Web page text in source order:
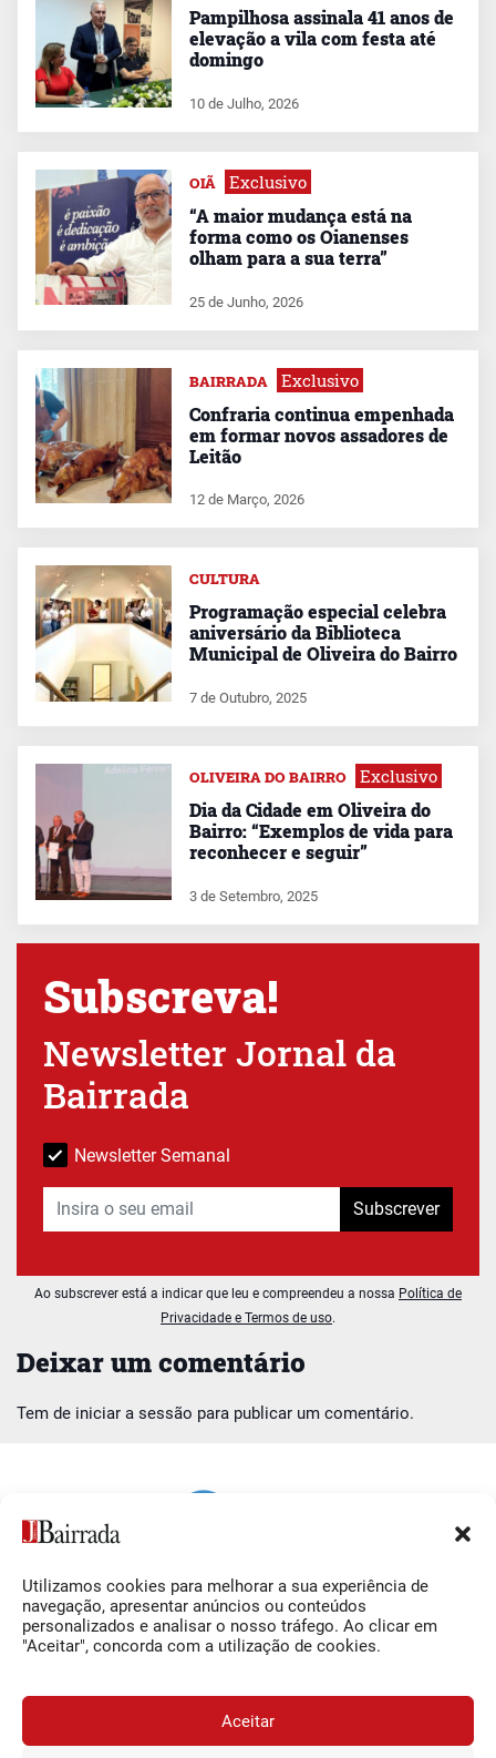
Utilizamos cookies para melhorar a sua experiência de
navegação, apresentar anúncios ou conteúdos
personalizados e analisar o nosso tráfego. Ao clicar em
"Aceitar", concorda com a utilização de cookies.
Aceitar
Deixar um comentário
Tem de iniciar a sessão para publicar um comentário.
Pampilhosa assinala 41 anos de
elevação a vila com festa até
domingo
10 de Julho, 2026
OIÃ Exclusivo
“A maior mudança está na
forma como os Oianenses
olham para a sua terra”
25 de Junho, 2026
BAIRRADA Exclusivo
Confraria continua empenhada
em formar novos assadores de
Leitão
12 de Março, 2026
CULTURA
Programação especial celebra
aniversário da Biblioteca
Municipal de Oliveira do Bairro
7 de Outubro, 2025
OLIVEIRA DO BAIRRO Exclusivo
Dia da Cidade em Oliveira do
Bairro: “Exemplos de vida para
reconhecer e seguir”
3 de Setembro, 2025
Subscreva!
Newsletter Jornal da
Bairrada
Newsletter Semanal
Subscrever
Ao subscrever está a indicar que leu e compreendeu a nossa Política de
Privacidade e Termos de uso.
Siga-nos
Facebook
O Jornal da Bairrada
Contactos
Termos e Condições